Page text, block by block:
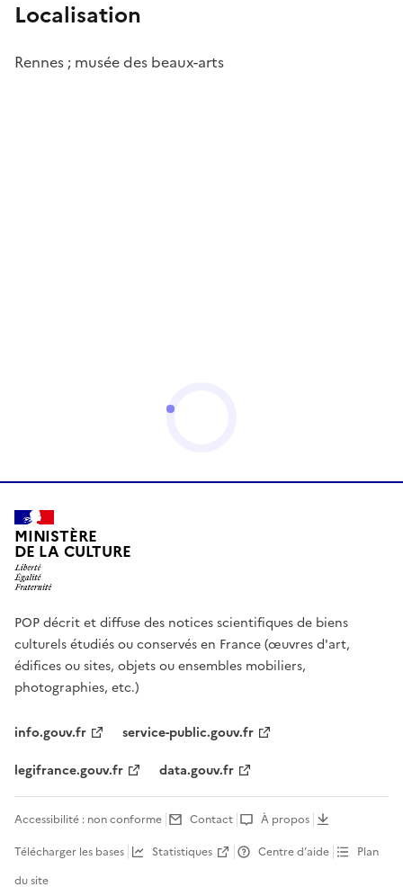
Localisation
Rennes ; musée des beaux-arts
MINISTÈRE
DE LA CULTURE
POP décrit et diffuse des notices scientifiques de biens
culturels étudiés ou conservés en France (œuvres d'art,
édifices ou sites, objets ou ensembles mobiliers,
photographies, etc.)
info.gouv.fr
service-public.gouv.fr
legifrance.gouv.fr
data.gouv.fr
Accessibilité : non conforme Contact
À propos
Télécharger les bases
Statistiques Centre d’aide
Plan
du site